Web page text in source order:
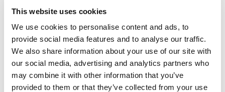
This website uses cookies
We use cookies to personalise content and ads, to
provide social media features and to analyse our traffic.
We also share information about your use of our site with
our social media, advertising and analytics partners who
may combine it with other information that you’ve
provided to them or that they’ve collected from your use
Toukokuu 2021
Marraskuu 2020
Toukokuu 2020